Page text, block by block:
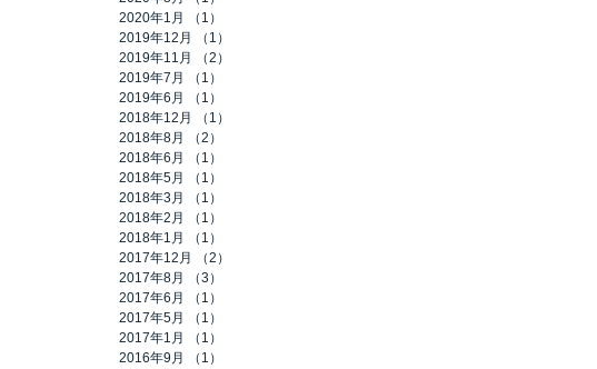
2020年1月
（1）
2019年12月
（1）
2019年11月
（2）
2019年7月
（1）
2019年6月
（1）
2018年12月
（1）
2018年8月
（2）
2018年6月
（1）
2018年5月
（1）
2018年3月
（1）
2018年2月
（1）
2018年1月
（1）
2017年12月
（2）
2017年8月
（3）
2017年6月
（1）
2017年5月
（1）
2017年1月
（1）
2016年9月
（1）